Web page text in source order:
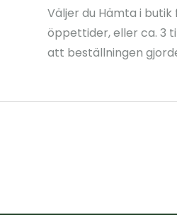
Väljer du Hämta i
öppettider, eller ca. 3
att beställningen